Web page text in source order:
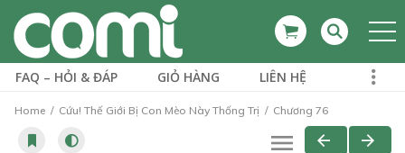
FAQ – HỎI & ĐÁP GIỎ HÀNG LIÊN HỆ
Home Cứu! Thế Giới Bị Con Mèo Này Thống Trị Chương 76